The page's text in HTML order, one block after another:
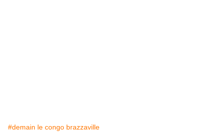
#demain le congo brazzaville